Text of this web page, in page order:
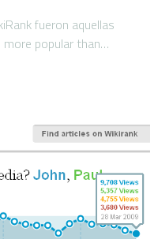
fueron aquellas
more popular than…